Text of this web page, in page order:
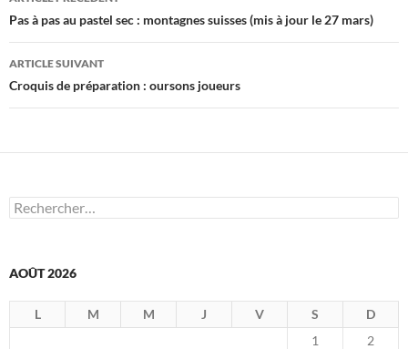
des
articles
Pas à pas au pastel sec : montagnes suisses (mis à jour le 27 mars)
ARTICLE SUIVANT
Croquis de préparation : oursons joueurs
Rechercher :
AOÛT 2026
L M M J V S
D
1
2